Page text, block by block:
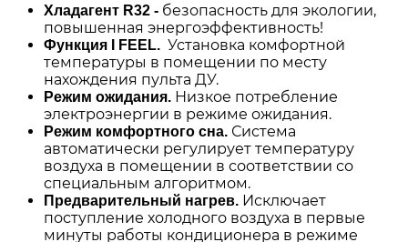
Хладагент R32 - безопасность для экологии,
повышенная энергоэффективность!
Функция I FEEL. Установка комфортной
температуры в помещении по месту
нахождения пульта ДУ.
Режим ожидания. Низкое потребление
электроэнергии в режиме ожидания.
Режим комфортного сна. Система
автоматически регулирует температуру
воздуха в помещении в соответствии со
специальным алгоритмом.
Предварительный нагрев. Исключает
поступление холодного воздуха в первые
минуты работы кондиционера в режиме